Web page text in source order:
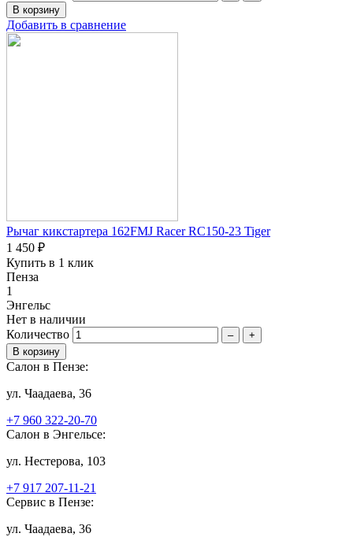
Добавить в сравнение
Рычаг кикстартера 162FMJ Racer RC150-23 Tiger
1 450 ₽
Купить в 1 клик
Пенза
1
Энгельс
Нет в наличии
Количество
– +
Салон в Пензе:
ул. Чаадаева, 36
+7 960 322-20-70
Салон в Энгельсе:
ул. Нестерова, 103
+7 917 207-11-21
Сервис в Пензе:
ул. Чаадаева, 36